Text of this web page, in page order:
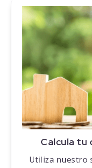
Calcula
Utiliza nuestro